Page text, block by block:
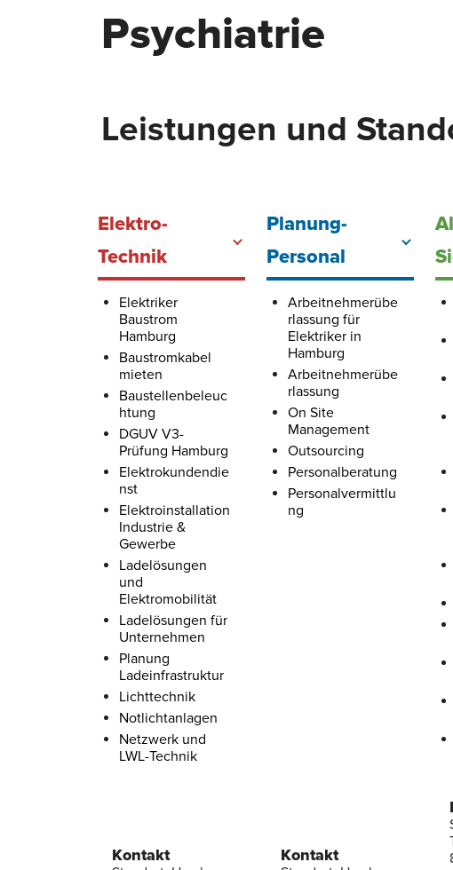
Psychiatrie
Leistungen und
Elektro-
Technik
Elektriker
Baustrom
Hamburg
Baustromkabel
mieten
Baustellenbeleuc
htung
DGUV V3-
Prüfung Hamburg
Elektrokundendie
nst
Elektroinstallation
Industrie &
Gewerbe
Ladelösungen
und
Elektromobilität
Ladelösungen für
Unternehmen
Planung
Ladeinfrastruktur
Lichttechnik
Notlichtanlagen
Netzwerk und
LWL-Technik
Kontakt
Planung-
Personal
Arbeitnehmerübe
rlassung für
Elektriker in
Hamburg
Arbeitnehmerübe
rlassung
On Site
Management
Outsourcing
Personalberatung
Personalvermittlu
ng
Kontakt